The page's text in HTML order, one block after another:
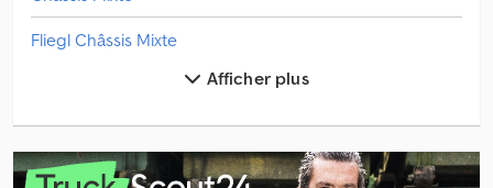
Fliegl Châssis Mixte
Fruehauf Châssis Mixte
Hfr Châssis Mixte
Krone Châssis Mixte
Afficher plus